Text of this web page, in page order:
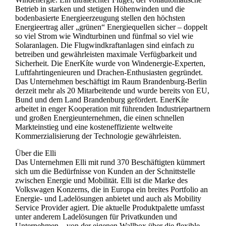
Betrieb in starken und stetigen Höhenwinden und die
bodenbasierte Energieerzeugung stellen den höchsten
Energieertrag aller „grünen“ Energiequellen sicher – doppelt
so viel Strom wie Windturbinen und fünfmal so viel wie
Solaranlagen. Die Flugwindkraftanlagen sind einfach zu
betreiben und gewährleisten maximale Verfügbarkeit und
Sicherheit. Die EnerKíte wurde von Windenergie-Experten,
Luftfahrtingenieuren und Drachen-Enthusiasten gegründet.
Das Unternehmen beschäftigt im Raum Brandenburg-Berlin
derzeit mehr als 20 Mitarbeitende und wurde bereits von EU,
Bund und dem Land Brandenburg gefördert. EnerKíte
arbeitet in enger Kooperation mit führenden Industriepartnern
und großen Energieunternehmen, die einen schnellen
Markteinstieg und eine kosteneffiziente weltweite
Kommerzialisierung der Technologie gewährleisten.
Über die Elli
Das Unternehmen Elli mit rund 370 Beschäftigten kümmert
sich um die Bedürfnisse von Kunden an der Schnittstelle
zwischen Energie und Mobilität. Elli ist die Marke des
Volkswagen Konzerns, die in Europa ein breites Portfolio an
Energie- und Ladelösungen anbietet und auch als Mobility
Service Provider agiert. Die aktuelle Produktpalette umfasst
unter anderem Ladelösungen für Privatkunden und